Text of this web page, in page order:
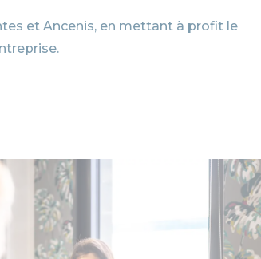
et Ancenis, en mettant à profit le